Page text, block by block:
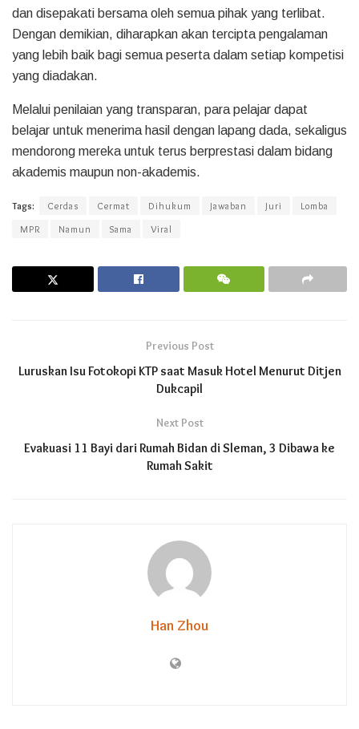
dan disepakati bersama oleh semua pihak yang terlibat.
Dengan demikian, diharapkan akan tercipta pengalaman
yang lebih baik bagi semua peserta dalam setiap kompetisi
yang diadakan.
Melalui penilaian yang transparan, para pelajar dapat
belajar untuk menerima hasil dengan lapang dada, sekaligus
mendorong mereka untuk terus berprestasi dalam bidang
akademis maupun non-akademis.
Tags: Cerdas Cermat Dihukum Jawaban Juri
Lomba
MPR
Namun Sama Viral
Previous Post
Luruskan Isu Fotokopi KTP saat Masuk Hotel Menurut Ditjen
Dukcapil
Next Post
Evakuasi 11 Bayi dari Rumah Bidan di Sleman, 3 Dibawa ke
Rumah Sakit
Han Zhou